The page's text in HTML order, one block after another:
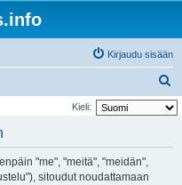
Kirjaudu sisään
t
Kieli:
"me", "meitä", "meidän",
sitoudut noudattamaan